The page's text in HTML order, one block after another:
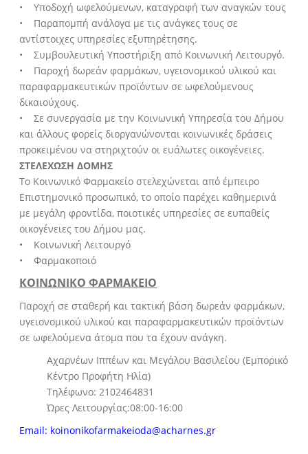
• Υποδοχή ωφελούμενων, καταγραφή των αναγκών τους
• Παραπομπή ανάλογα με τις ανάγκες τους σε
αντίστοιχες υπηρεσίες εξυπηρέτησης.
• Συμβουλευτική Υποστήριξη από Κοινωνική Λειτουργό.
• Παροχή δωρεάν φαρμάκων, υγειονομικού υλικού και
παραφαρμακευτικών προϊόντων σε ωφελούμενους
δικαιούχους.
• Σε συνεργασία με την Κοινωνική Υπηρεσία του Δήμου
και άλλους φορείς διοργανώνονται κοινωνικές δράσεις
προκειμένου να στηριχτούν οι ευάλωτες οικογένειες.
ΣΤΕΛΕΧΩΣΗ ΔΟΜΗΣ
Το Κοινωνικό Φαρμακείο στελεχώνεται από έμπειρο
Επιστημονικό προσωπικό, το οποίο παρέχει καθημερινά
με μεγάλη φροντίδα, ποιοτικές υπηρεσίες σε ευπαθείς
οικογένειες του Δήμου μας.
• Κοινωνική Λειτουργό
• Φαρμακοποιό
ΚΟΙΝΩΝΙΚΟ ΦΑΡΜΑΚΕΙΟ
Παροχή σε σταθερή και τακτική βάση δωρεάν φαρμάκων,
υγειονομικού υλικού και παραφαρμακευτικών προϊόντων
σε ωφελούμενα άτομα που τα έχουν ανάγκη.
Αχαρνέων Ιππέων και Μεγάλου Βασιλείου (Εμπορικό
Κέντρο Προφήτη Ηλία)
Τηλέφωνο: 2102464831
Ώρες Λειτουργίας:08:00-16:00
Email: koinonikofarmakeioda@acharnes.gr